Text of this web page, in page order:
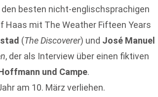
besten nicht-englischsprachigen
Haas mit The Weather Fifteen Years
(The Discoverer) und José Manuel
, der als Interview über einen fiktiven
und Campe.
am 10. März verliehen.